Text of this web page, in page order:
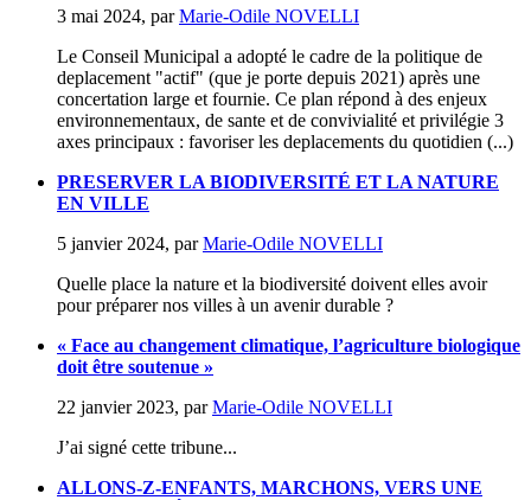
3 mai 2024, parMarie-Odile NOVELLI
Le Conseil Municipal a adopté le cadre de la politique de
deplacement "actif" (que je porte depuis 2021) après une
concertation large et fournie. Ce plan répond à des enjeux
environnementaux, de sante et de convivialité et privilégie 3
axes principaux : favoriser les deplacements du quotidien (...)
PRESERVER LA BIODIVERSITÉ ET LA NATURE
EN VILLE
5 janvier 2024, parMarie-Odile NOVELLI
Quelle place la nature et la biodiversité doivent elles avoir
pour préparer nos villes à un avenir durable ?
« Face au changement climatique, l’agriculture biologique
doit être soutenue »
22 janvier 2023, parMarie-Odile NOVELLI
J’ai signé cette tribune...
ALLONS-Z-ENFANTS, MARCHONS, VERS UNE